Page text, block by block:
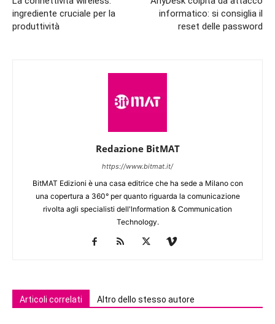
ingrediente cruciale per la
produttività
informatico: si consiglia il
reset delle password
Redazione BitMAT
https://www.bitmat.it/
BitMAT Edizioni è una casa editrice che ha sede a Milano con
una copertura a 360° per quanto riguarda la comunicazione
rivolta agli specialisti dell'lnformation & Communication
Technology.
Articoli correlati Altro dello stesso autore